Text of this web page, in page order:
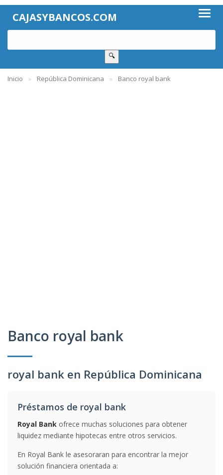
CAJASYBANCOS.COM
🔍
Inicio República Dominicana Banco royal bank
Banco royal bank
royal bank en República Dominicana
Préstamos de royal bank
Royal Bank ofrece muchas soluciones para obtener
liquidez mediante hipotecas entre otros servicios.
En Royal Bank le asesoraran para encontrar la mejor
solución financiera orientada a: